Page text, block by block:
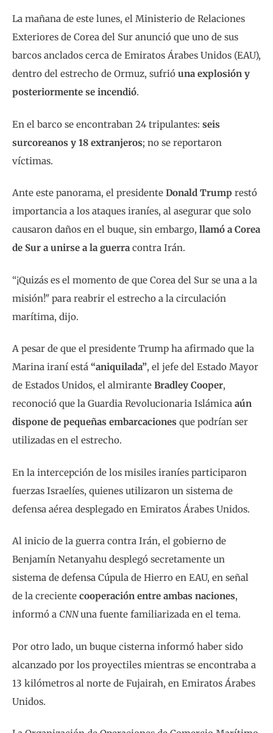
La mañana de este lunes, el Ministerio de Relaciones
Exteriores de Corea del Sur anunció que uno de sus
barcos anclados cerca de Emiratos Árabes Unidos (EAU),
dentro del estrecho de Ormuz, sufrió una explosión y
posteriormente se incendió.
En el barco se encontraban 24 tripulantes: seis
surcoreanos y 18 extranjeros; no se reportaron
víctimas.
Ante este panorama, el presidente Donald Trump restó
importancia a los ataques iraníes, al asegurar que solo
causaron daños en el buque, sin embargo, llamó a Corea
de Sur a unirse a la guerra contra Irán.
“¡Quizás es el momento de que Corea del Sur se una a la
misión!" para reabrir el estrecho a la circulación
marítima, dijo.
A pesar de que el presidente Trump ha afirmado que la
Marina iraní está “aniquilada”, el jefe del Estado Mayor
de Estados Unidos, el almirante Bradley Cooper,
reconoció que la Guardia Revolucionaria Islámica aún
dispone de pequeñas embarcaciones que podrían ser
utilizadas en el estrecho.
En la intercepción de los misiles iraníes participaron
fuerzas Israelíes, quienes utilizaron un sistema de
defensa aérea desplegado en Emiratos Árabes Unidos.
Al inicio de la guerra contra Irán, el gobierno de
Benjamín Netanyahu desplegó secretamente un
sistema de defensa Cúpula de Hierro en EAU, en señal
de la creciente cooperación entre ambas naciones,
informó a CNNuna fuente familiarizada en el tema.
Por otro lado, un buque cisterna informó haber sido
alcanzado por los proyectiles mientras se encontraba a
13 kilómetros al norte de Fujairah, en Emiratos Árabes
Unidos.